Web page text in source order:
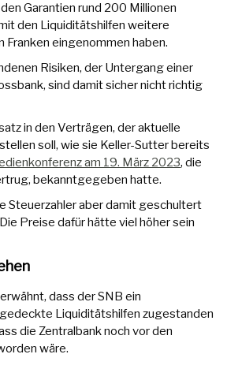
Garantien rund 200 Millionen
den Liquiditätshilfen weitere
Franken eingenommen haben.
Risiken, der Untergang einer
sind damit sicher nicht richtig
in den Verträgen, der aktuelle
soll, wie sie Keller-Sutter bereits
am 19. März 2023, die
bekanntgegeben hatte.
Steuerzahler aber damit geschultert
Preise dafür hätte viel höher sein
dass der SNB ein
Liquiditätshilfen zugestanden
die Zentralbank noch vor den
wäre.